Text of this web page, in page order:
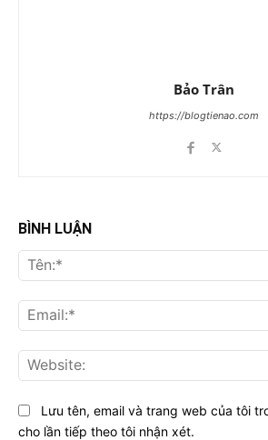
Bảo Trân
https://blogtienao.com
BÌNH LUẬN
Lưu tên, email và trang web của tôi
cho lần tiếp theo tôi nhận xét.